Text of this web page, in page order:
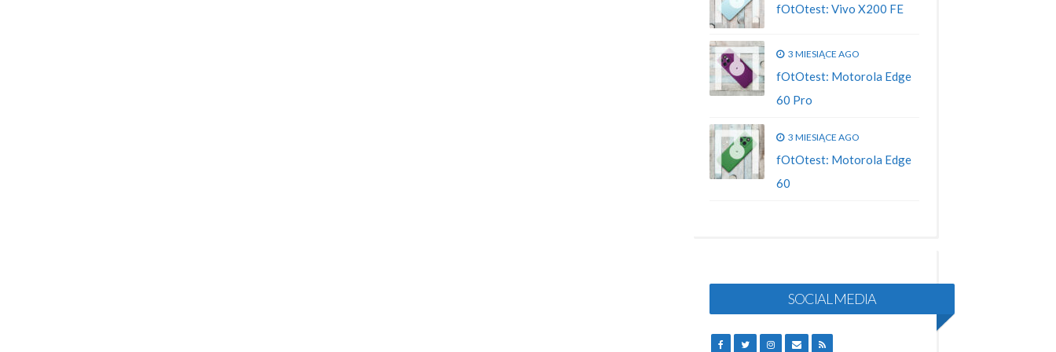
fOtOtest: Vivo X200 FE
3 MIESIĄCE AGO
fOtOtest: Motorola Edge
60 Pro
3 MIESIĄCE AGO
fOtOtest: Motorola Edge
60
SOCIAL MEDIA
FACEBOOK
TWITTERINSTAGRAM
EMAILRSS